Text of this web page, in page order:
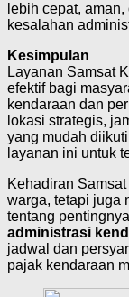
lebih cepat,
kesalahan
Kesimpulan
Layanan Samsat
efektif bagi
kendaraan dan
lokasi strategis,
yang mudah
layanan ini untuk
Kehadiran
warga, tetapi juga
tentang pentingnya
administrasi
jadwal dan
pajak kendaraan